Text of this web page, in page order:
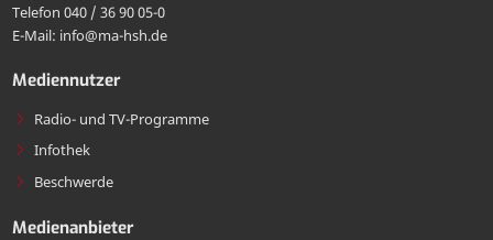
HSH
Telefon 040 / 36 90 05-0
E-Mail: info@ma-hsh.de
Mediennutzer
Radio- und TV-Programme
Infothek
Beschwerde
Medienanbieter